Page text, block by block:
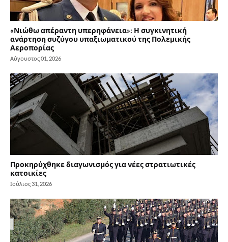
«Νιώθω απέραντη υπερηφάνεια»: Η συγκινητική
ανάρτηση συζύγου υπαξιωματικού της Πολεμικής
Αεροπορίας
Αύγουστος 01, 2026
Προκηρύχθηκε διαγωνισμός για νέες στρατιωτικές
κατοικίες
Ιούλιος 31, 2026